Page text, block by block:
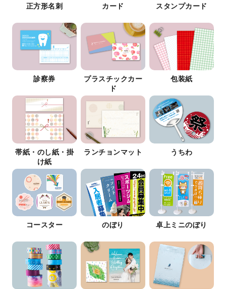
正方形名刺 カード スタンプカード
診察券
プラスチックカー
ド
包装紙
帯紙・のし紙・掛
け紙
ランチョンマット うちわ
コースター のぼり 卓上ミニのぼり